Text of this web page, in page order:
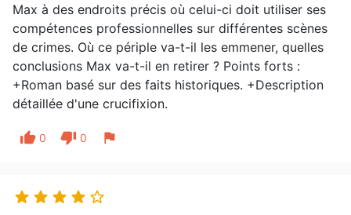
Max à des endroits précis où celui-ci doit utiliser ses
compétences professionnelles sur différentes scènes
de crimes. Où ce périple va-t-il les emmener, quelles
conclusions Max va-t-il en retirer ? Points forts :
+Roman basé sur des faits historiques. +Description
détaillée d'une crucifixion.
thumb_up 0 thumb_down 0 flag
    